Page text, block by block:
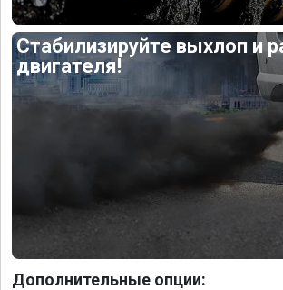
Стабилизируйте выхлоп и
двигателя!
Дополнительные опции: